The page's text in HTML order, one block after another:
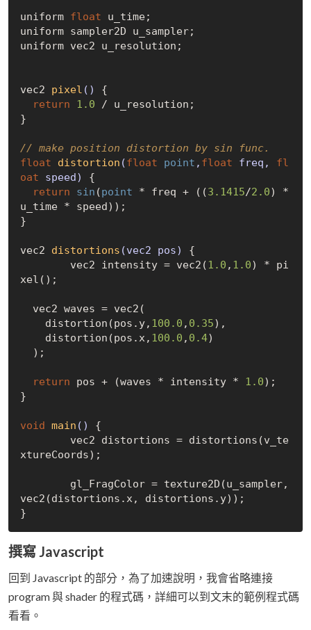
uniform float u_time;
uniform sampler2D u_sampler;
uniform vec2 u_resolution;
vec2 pixel ()
{
return
1.0 / u_resolution;
}
// make position distortion by sin func.
float
distortion (float point , float freq, fl
oat speed)
{
return
sin (point * freq + ((3.1415/2.0) *
u_time * speed));
}
vec2 distortions (vec2 pos)
{
	vec2 intensity = vec2(
1.0 , 1.0) * pi
xel();
    distortion(pos.y,
100.0 , 0.35),
    distortion(pos.x,
100.0 , 0.4)
return pos + (waves * intensity * 1.0);
}
void main ()
{
xtureCoords);
vec2(distortions.x, distortions.y));
撰寫 Javascript
回到 Javascript 的部分，為了加速說明，我會省略連接
program 與 shader 的程式碼，詳細可以到文末的範例程式碼
看看。